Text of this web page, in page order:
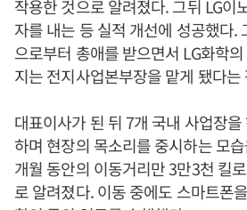
작용한 것으로 알려졌다. 그뒤 LG이
자를 내는 등 실적 개선에 성공했다.
으로부터 총애를 받으면서 LG화학
지는 전지사업본부장을 맡게 됐다는
대표이사가 된 뒤 7개 국내 사업장
하며 현장의 목소리를 중시하는 모
개월 동안의 이동거리만 3만3천 킬
로 알려졌다. 이동 중에도 스마트폰